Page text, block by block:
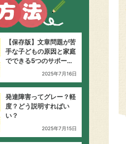
【保存版】文章問題が苦
手な子どもの原因と家庭
でできる5つのサポート
2025年7月16日
発達障害ってグレー？軽
度？どう説明すればい
い？
2025年7月15日